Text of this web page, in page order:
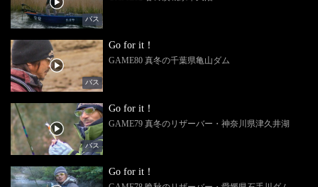
バス
バス
Go for it！
GAME80 真冬の千葉県亀山ダム
バス
Go for it！
GAME79 真冬のリザーバー・神奈川県津久井湖
Go for it！